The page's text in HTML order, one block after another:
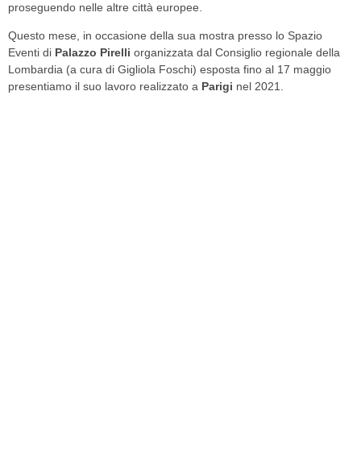
proseguendo nelle altre città europee.
Questo mese, in occasione della sua mostra presso lo Spazio
Eventi di Palazzo Pirelli organizzata dal Consiglio regionale della
Lombardia (a cura di Gigliola Foschi) esposta fino al 17 maggio
presentiamo il suo lavoro realizzato a Parigi nel 2021.